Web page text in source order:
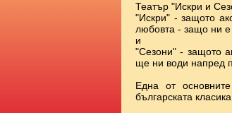
Театър "Искри и
"Искри" - защото
любовта - защо ни е
и
"Сезони" - защото
ще ни води напред
Една от
българската класика.